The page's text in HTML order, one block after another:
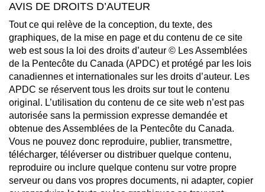
AVIS DE DROITS D’AUTEUR
Tout ce qui relève de la conception, du texte, des
graphiques, de la mise en page et du contenu de ce site
web est sous la loi des droits d’auteur © Les Assemblées
de la Pentecôte du Canada (APDC) et protégé par les lois
canadiennes et internationales sur les droits d’auteur. Les
APDC se réservent tous les droits sur tout le contenu
original. L’utilisation du contenu de ce site web n’est pas
autorisée sans la permission expresse demandée et
obtenue des Assemblées de la Pentecôte du Canada.
Vous ne pouvez donc reproduire, publier, transmettre,
télécharger, téléverser ou distribuer quelque contenu,
reproduire ou inclure quelque contenu sur votre propre
serveur ou dans vos propres documents, ni adapter, copier